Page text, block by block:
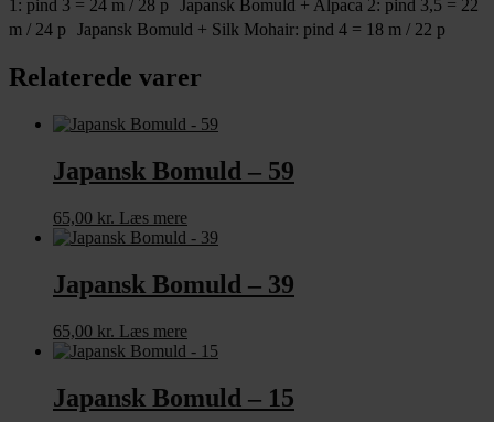
1: pind 3 = 24 m / 28 p Japansk Bomuld + Alpaca 2: pind 3,5 = 22
m / 24 p Japansk Bomuld + Silk Mohair: pind 4 = 18 m / 22 p
Relaterede varer
Japansk Bomuld – 59
65,00 kr. Læs mere
Japansk Bomuld – 39
65,00 kr. Læs mere
Japansk Bomuld – 15